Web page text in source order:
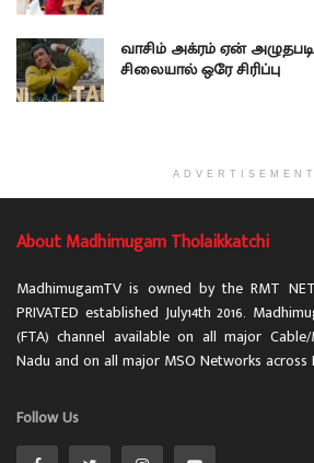
வாசிம் அக்ரம் ஏன் அழுதபடி
சிலையால் ஒரே சிரிப்பு
ADVERTISEMENT
About Madhimugam Tholaikkatchi
MadhimugamTV is owned by the RMT
PRIVATED established July14th 2016.
(FTA) channel available on all major
Nadu and on all major MSO Networks
Follow Us